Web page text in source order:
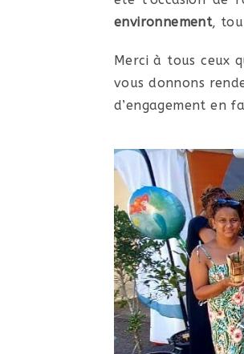
environnement,
Merci à tous ceux
vous donnons
d’engagement en